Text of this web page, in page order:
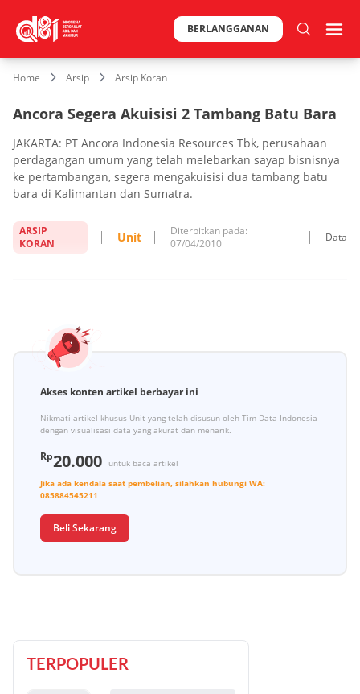
BERLANGGANAN
Home Arsip Arsip Koran
Ancora Segera Akuisisi 2 Tambang Batu Bara
JAKARTA: PT Ancora Indonesia Resources Tbk, perusahaan
perdagangan umum yang telah melebarkan sayap bisnisnya
ke pertambangan, segera mengakuisisi dua tambang batu
bara di Kalimantan dan Sumatra.
ARSIP
KORAN
Unit
Diterbitkan pada:
07/04/2010
Data
Akses konten artikel berbayar ini
Nikmati artikel khusus Unit yang telah disusun oleh Tim Data Indonesia
dengan visualisasi data yang akurat dan menarik.
Rp20.000
untuk baca artikel
Jika ada kendala saat pembelian, silahkan hubungi WA:
085884545211
Beli Sekarang
TERPOPULER